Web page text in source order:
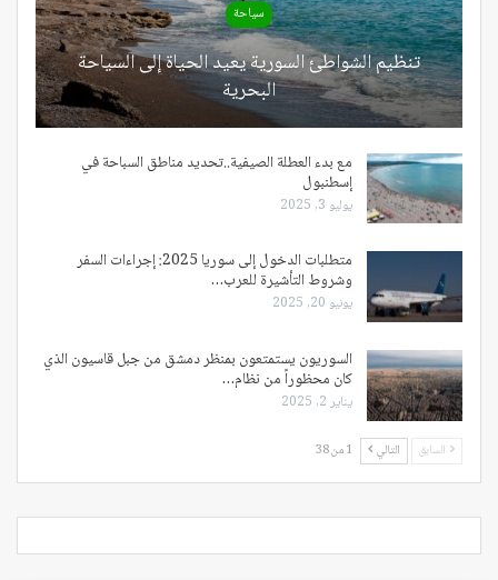
سياحة
تنظيم الشواطئ السورية يعيد الحياة إلى السياحة
البحرية
مع بدء العطلة الصيفية..تحديد مناطق السباحة في
إسطنبول
يوليو 3, 2025
متطلبات الدخول إلى سوريا 2025: إجراءات السفر
وشروط التأشيرة للعرب…
يونيو 20, 2025
السوريون يستمتعون بمنظر دمشق من جبل قاسيون الذي
كان محظوراً من نظام…
يناير 2, 2025
السابق التالي 1 من 38